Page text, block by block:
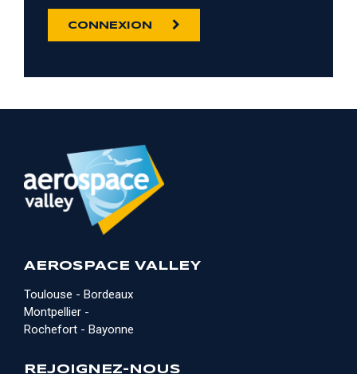
CONNEXION
AEROSPACE VALLEY
Toulouse - Bordeaux
Montpellier -
Rochefort - Bayonne
REJOIGNEZ-NOUS